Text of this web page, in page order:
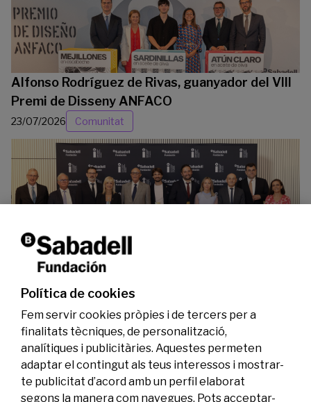
Alfonso Rodríguez de Rivas, guanyador del VIII
Premi de Disseny ANFACO
23/07/2026 Comunitat
La Fundació Banc Sabadell reconeix a dos
investigadors en els àmbits de l’edició del
genoma i l’energia neta
Política de cookies
Fem servir cookies pròpies i de tercers per a
finalitats tècniques, de personalització,
analítiques i publicitàries. Aquestes permeten
adaptar el contingut als teus interessos i mostrar-
te publicitat d’acord amb un perfil elaborat
segons la manera com navegues. Pots acceptar-